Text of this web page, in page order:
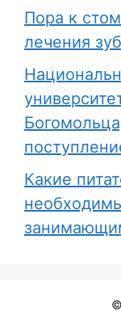
Пора к
лечения
Какие